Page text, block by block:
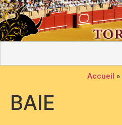
Accueil »
BAIE